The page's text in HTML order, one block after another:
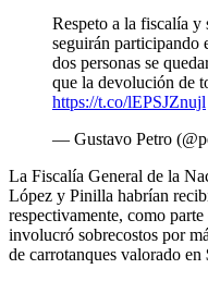
Respeto a la fiscalía y
seguirán participando
dos personas se
que la devolución de
https://t.co/lEPSJZnujl
— Gustavo Petro
La Fiscalía General de la
López y Pinilla habrían
respectivamente, como
involucró sobrecostos por
de carrotanques valorado